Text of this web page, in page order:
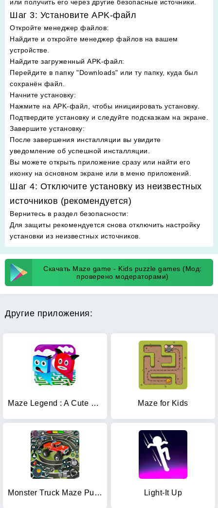
или получить его через другие безопасные источники.
Шаг 3: Установите APK-файл
Откройте менеджер файлов:
Найдите и откройте менеджер файлов на вашем
устройстве.
Найдите загруженный APK-файл:
Перейдите в папку "Downloads" или ту папку, куда был
сохранён файл.
Начните установку:
Нажмите на APK-файл, чтобы инициировать установку.
Подтвердите установку и следуйте подсказкам на экране.
Завершите установку:
После завершения инсталляции вы увидите
уведомление об успешной инсталляции.
Вы можете открыть приложение сразу или найти его
иконку на основном экране или в меню приложений.
Шаг 4: Отключите установку из неизвестных
источников (рекомендуется)
Вернитесь в раздел безопасности:
Для защиты рекомендуется снова отключить настройку
установки из неизвестных источников.
Скачать Maze game - Kids puzzle games (Мод:
проверено модераторами)
Другие приложения:
Maze Legend : A Cute Maze Game Maze for Kids
Monster Truck Maze Puzzle Game Light-It Up